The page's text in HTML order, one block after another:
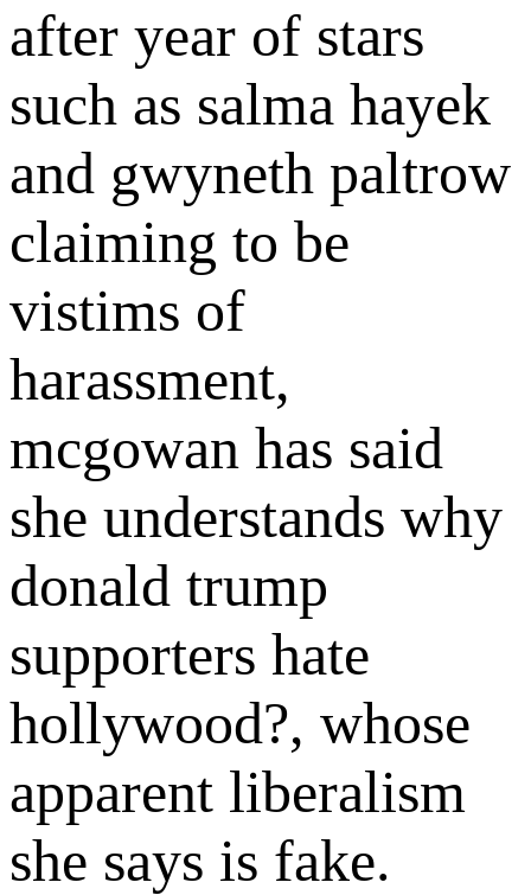
after year of stars
such as salma hayek
and gwyneth paltrow
claiming to be
vistims of
harassment,
mcgowan has said
she understands why
donald trump
supporters hate
hollywood?, whose
apparent liberalism
she says is fake.